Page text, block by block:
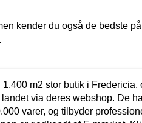
kender du også de bedste
.
1.400 m2 stor butik i Fredericia,
via deres webshop. De
varer, og tilbyder